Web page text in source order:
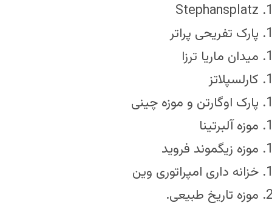
Stephansplatz
پارک تفریحی پراتر
میدان ماریا ترزا
کارلسپلاتز
پارک اوگارتن و موزه چینی
موزه آلبرتینا
موزه زیگموند فروید
خزانه داری امپراتوری وین
موزه تاریخ طبیعی.